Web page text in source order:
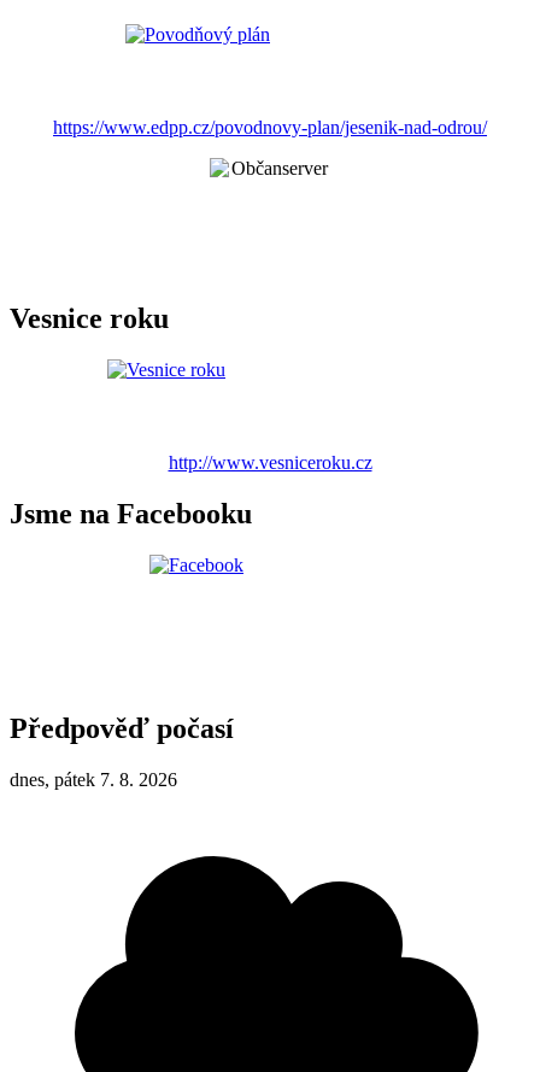
https://www.edpp.cz/povodnovy-plan/jesenik-nad-odrou/
Vesnice roku
http://www.vesniceroku.cz
Jsme na Facebooku
Předpověď počasí
dnes, pátek 7. 8. 2026